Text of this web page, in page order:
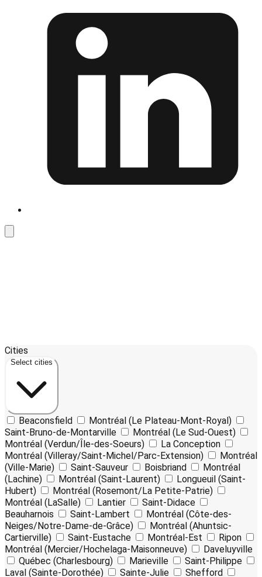
+
−
Cities
Select cities
Beaconsfield
Montréal (Le Plateau-Mont-Royal)
Saint-Bruno-de-Montarville
Montréal (Le Sud-Ouest)
Montréal (Verdun/Île-des-Soeurs)
La Conception
Montréal (Villeray/Saint-Michel/Parc-Extension)
Montréal
(Ville-Marie)
Saint-Sauveur Boisbriand
Montréal
(Lachine)
Montréal (Saint-Laurent)
Longueuil (Saint-
Hubert)
Montréal (Rosemont/La Petite-Patrie)
Montréal (LaSalle)
Lantier
Saint-Didace
Beauharnois
Saint-Lambert
Montréal (Côte-des-
Neiges/Notre-Dame-de-Grâce)
Montréal (Ahuntsic-
Cartierville)
Saint-Eustache Montréal-Est
Ripon
Montréal (Mercier/Hochelaga-Maisonneuve)
Daveluyville
Québec (Charlesbourg)
Marieville
Saint-Philippe
Laval (Sainte-Dorothée)
Sainte-Julie Shefford